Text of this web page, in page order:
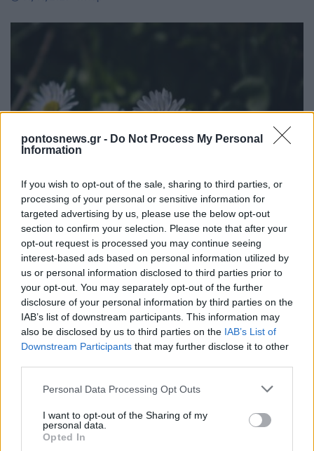
pontosnews.gr - Do Not Process My Personal
Information
If you wish to opt-out of the sale, sharing to third parties, or
processing of your personal or sensitive information for
targeted advertising by us, please use the below opt-out
section to confirm your selection. Please note that after your
opt-out request is processed you may continue seeing
interest-based ads based on personal information utilized by
us or personal information disclosed to third parties prior to
your opt-out. You may separately opt-out of the further
disclosure of your personal information by third parties on the
IAB’s list of downstream participants. This information may
also be disclosed by us to third parties on the IAB’s List of
Downstream Participants that may further disclose it to other
Please note that this website/app uses one or more Google
not limited to your visit or usage behaviour. You may click to
grant or deny consent to Google and its third-party tags to
use your data for below specified purposes in below Google
Personal Data Processing Opt Outs
I want to opt-out of the Sharing of my
personal data.
Opted In
ΕΛΛΑΔΑ
Αίθριος καιρός, με τοπικές βροχές και μεμονωμένες
καταιγίδες
25/02/2026 - 8:00πμ